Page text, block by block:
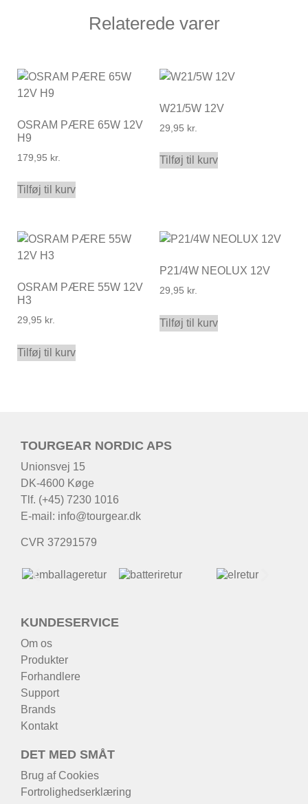
Relaterede varer
OSRAM PÆRE 65W 12V
H9
179,95 kr.
Tilføj til kurv
W21/5W 12V
29,95 kr.
Tilføj til kurv
OSRAM PÆRE 55W 12V
H3
29,95 kr.
Tilføj til kurv
P21/4W NEOLUX 12V
29,95 kr.
Tilføj til kurv
TOURGEAR NORDIC APS
Unionsvej 15
DK-4600 Køge
Tlf. (+45) 7230 1016
E-mail: info@tourgear.dk
CVR 37291579
KUNDESERVICE
Om os
Produkter
Forhandlere
Support
Brands
Kontakt
DET MED SMÅT
Brug af Cookies
Fortrolighedserklæring